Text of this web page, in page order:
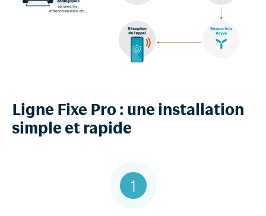
Ligne Fixe Pro : une installation
simple et rapide
1